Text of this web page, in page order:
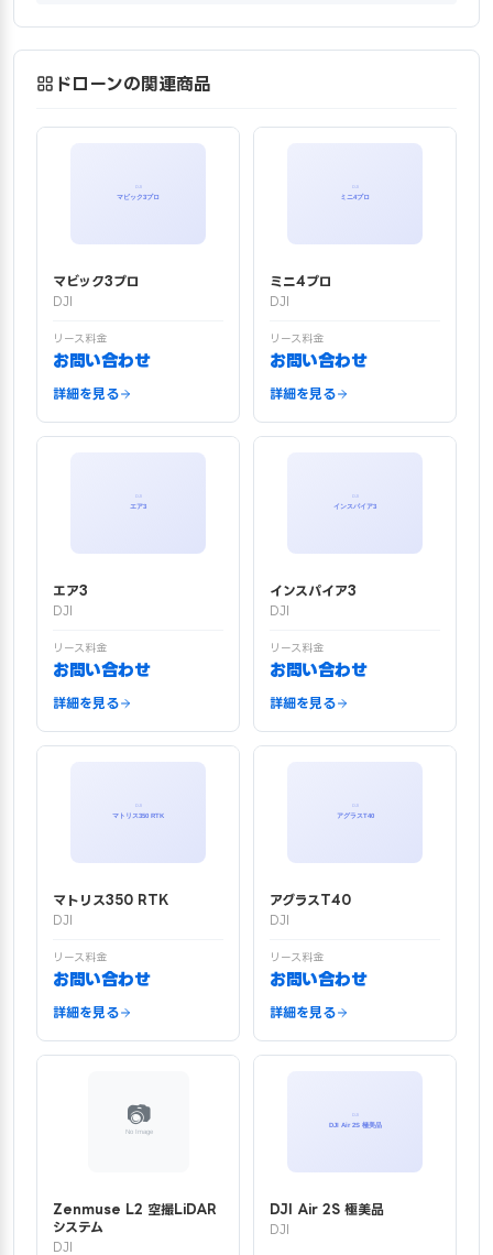
ドローンの関連商品
マビック3プロ
DJI
リース料金
お問い合わせ
詳細を見る
ミニ4プロ
DJI
リース料金
お問い合わせ
詳細を見る
エア3
DJI
リース料金
お問い合わせ
詳細を見る
インスパイア3
DJI
リース料金
お問い合わせ
詳細を見る
マトリス350 RTK
DJI
リース料金
お問い合わせ
詳細を見る
アグラスT40
DJI
リース料金
お問い合わせ
詳細を見る
Zenmuse L2 空撮LiDAR
システム
DJI
DJI Air 2S 極美品
DJI